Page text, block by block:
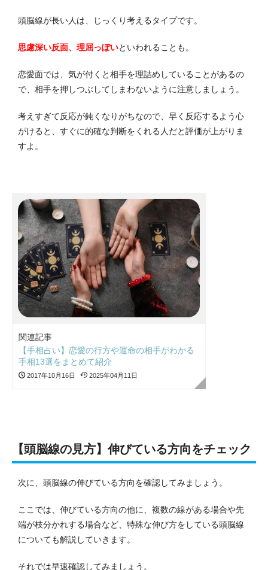
頭脳線が長い人は、じっくり考えるタイプです。
思慮深い反面、理屈っぽいといわれることも。
恋愛面では、気が付くと相手を理詰めしていることがあるの
で、相手を押しつぶしてしまわないように注意しましょう。
考えすぎて反応が鈍くなりがちなので、早く反応するよう心
がけると、すぐに的確な判断をくれる人だと評価が上がりま
すよ。
関連記事
【手相占い】恋愛の行方や運命の相手がわかる
手相13選をまとめて紹介
2017年10月16日 2025年04月11日
【頭脳線の見方】伸びている方向をチェック
次に、頭脳線の伸びている方向を確認してみましょう。
ここでは、伸びている方向の他に、複数の線がある場合や先
端が枝分かれする場合など、特殊な伸び方をしている頭脳線
についても解説していきます。
それでは早速確認してみましょう。